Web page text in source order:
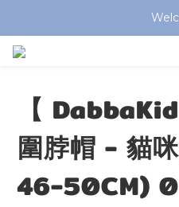
全館滿 $799 免運費 (僅提供台
全館滿 $799 免運費 (僅提供台
【
圍脖帽 - 貓
46-50CM)